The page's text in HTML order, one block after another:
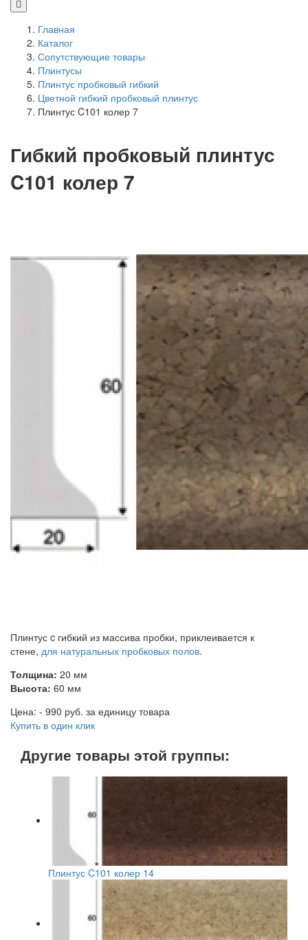
Главная
Каталог
Сопутствующие товары
Плинтусы
Плинтус пробковый гибкий
Цветной гибкий пробковый плинтус
Плинтус C101 колер 7
Гибкий пробковый плинтус
C101 колер 7
Плинтус c гибкий из массива пробки, приклеивается к
стене, для натуральных пробковых полов.
Толщина: 20 мм
Высота: 60 мм
Цена: - 990 руб. за единицу товара
Купить в один клик
Другие товары этой группы:
Плинтус C101 колер 14